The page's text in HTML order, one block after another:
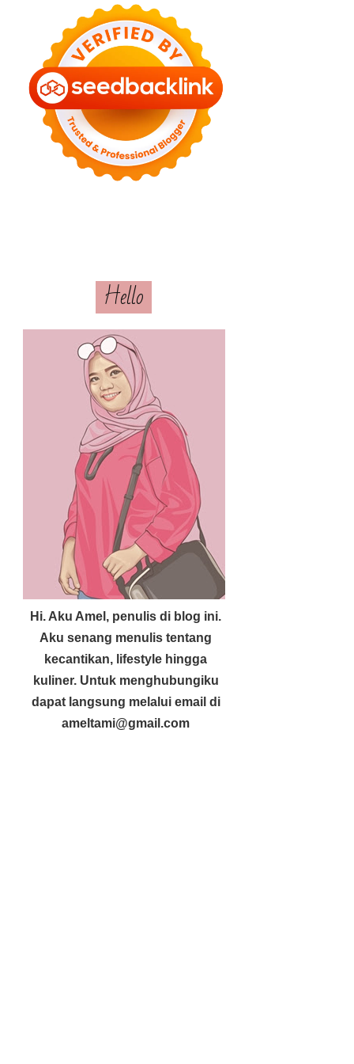
Hello
Hi. Aku Amel, penulis di blog ini.
Aku senang menulis tentang
kecantikan, lifestyle hingga
kuliner. Untuk menghubungiku
dapat langsung melalui email di
ameltami@gmail.com